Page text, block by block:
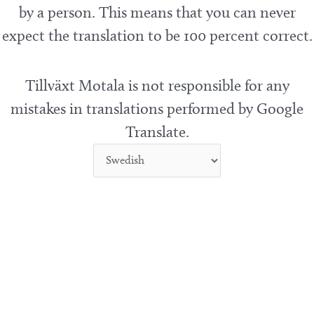
by a person. This means that you can never
expect the translation to be 100 percent correct.
Tillväxt Motala is not responsible for any
mistakes in translations performed by Google
Translate.